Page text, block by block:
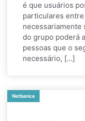
é que usuários
particulares
necessariamente
do grupo poderá
pessoas que o
necessário, […]
Netbanca